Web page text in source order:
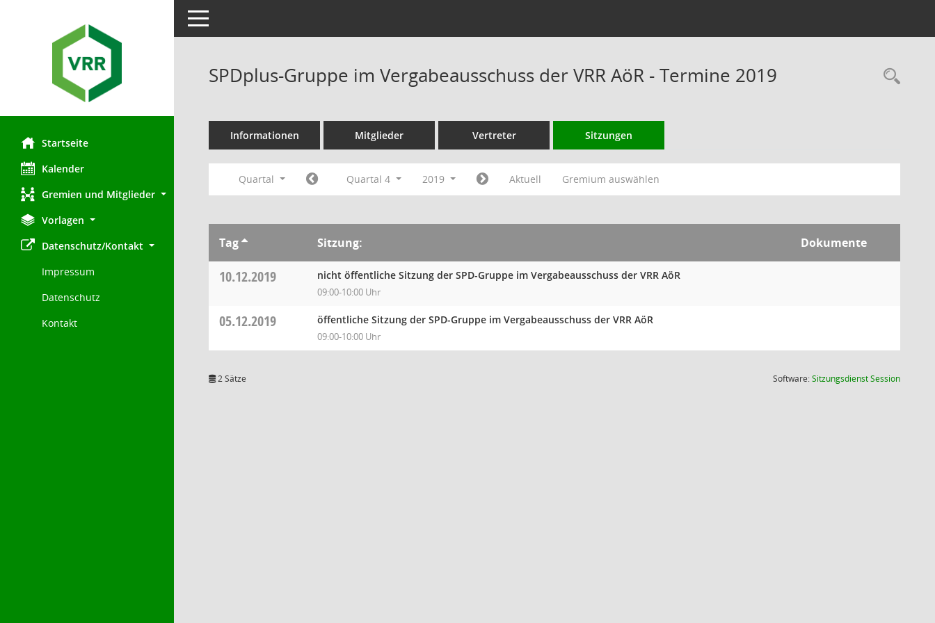
Startseite
Kalender
Gremien und Mitglieder
Vorlagen
Datenschutz/Kontakt
Impressum
Datenschutz
Kontakt
Toggle navigation
SPDplus-Gruppe im Vergabeausschuss der VRR AöR - Termine 2019
Informationen Mitglieder Vertreter Sitzungen
Quartal Quartal 4 2019 Aktuell Gremium auswählen
Tag Sitzung: Dokumente
10.12.2019 nicht öffentliche Sitzung der SPD-Gruppe im Vergabeausschuss der VRR AöR
09:00-10:00 Uhr
05.12.2019 öffentliche Sitzung der SPD-Gruppe im Vergabeausschuss der VRR AöR
09:00-10:00 Uhr
2 Sätze Software:SitzungsdienstSession(Wird in